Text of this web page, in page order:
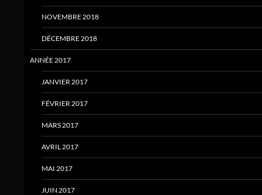
NOVEMBRE 2018
DÉCEMBRE 2018
ANNÉE 2017
JANVIER 2017
FÉVRIER 2017
MARS 2017
AVRIL 2017
MAI 2017
JUIN 2017